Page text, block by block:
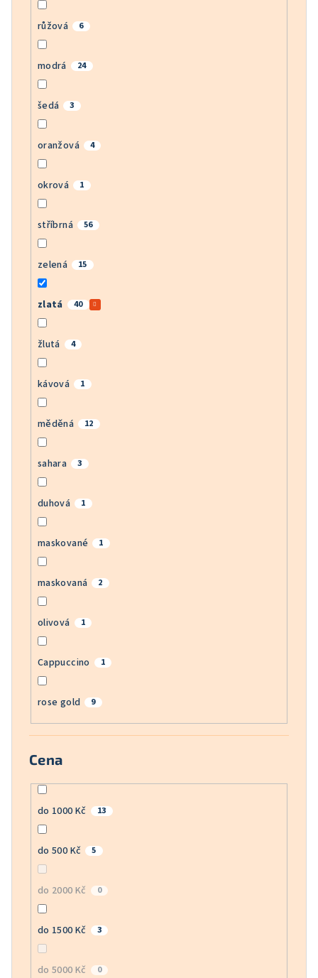
růžová 6
modrá 24
šedá 3
oranžová 4
okrová 1
stříbrná 56
zelená 15
zlatá 40
žlutá 4
kávová 1
měděná 12
sahara 3
duhová 1
maskované 1
maskovaná 2
olivová 1
Cappuccino 1
rose gold 9
Cena
do 1000 Kč 13
do 500 Kč 5
do 2000 Kč 0
do 1500 Kč 3
do 5000 Kč 0